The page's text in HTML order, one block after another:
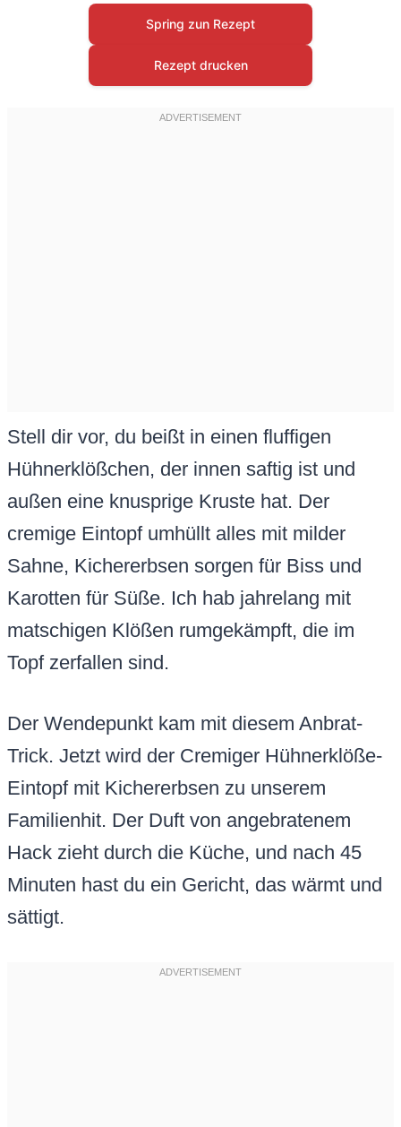
Spring zun Rezept
Rezept drucken
Stell dir vor, du beißt in einen fluffigen
Hühnerklößchen, der innen saftig ist und
außen eine knusprige Kruste hat. Der
cremige Eintopf umhüllt alles mit milder
Sahne, Kichererbsen sorgen für Biss und
Karotten für Süße. Ich hab jahrelang mit
matschigen Klößen rumgekämpft, die im
Topf zerfallen sind.
Der Wendepunkt kam mit diesem Anbrat-
Trick. Jetzt wird der Cremiger Hühnerklöße-
Eintopf mit Kichererbsen zu unserem
Familienhit. Der Duft von angebratenem
Hack zieht durch die Küche, und nach 45
Minuten hast du ein Gericht, das wärmt und
sättigt.